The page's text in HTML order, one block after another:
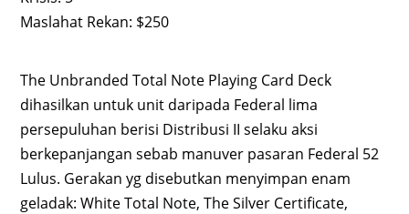
Maslahat Rekan: $250
The Unbranded Total Note Playing Card Deck
dihasilkan untuk unit daripada Federal lima
persepuluhan berisi Distribusi II selaku aksi
berkepanjangan sebab manuver pasaran Federal 52
Lulus. Gerakan yg disebutkan menyimpan enam
geladak: White Total Note, The Silver Certificate,